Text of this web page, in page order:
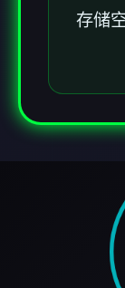
存储